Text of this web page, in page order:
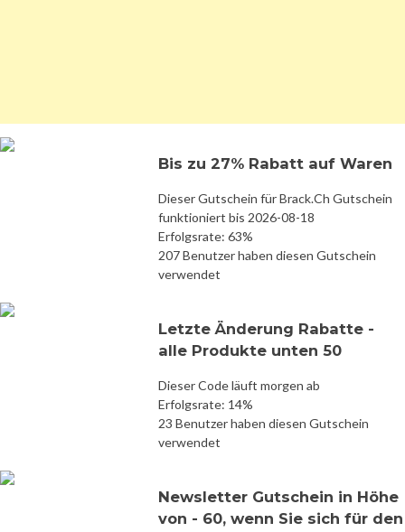
Bis zu 27% Rabatt auf Waren
Dieser Gutschein für Brack.Ch Gutschein
funktioniert bis 2026-08-18
Erfolgsrate: 63%
207 Benutzer haben diesen Gutschein
verwendet
Letzte Änderung Rabatte -
alle Produkte unten 50
Dieser Code läuft morgen ab
Erfolgsrate: 14%
23 Benutzer haben diesen Gutschein
verwendet
Newsletter Gutschein in Höhe
von - 60, wenn Sie sich für den